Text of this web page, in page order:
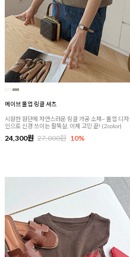
메이브 롤업 링클 셔츠
시원한 원단에 자연스러운 링클 가공 소재~ 롤업 디자
인으로 신경 쓰이는 팔뚝살, 이제 고민 끝! (2color)
24,300원 27,000원 10%